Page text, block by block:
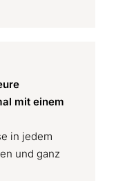
mit einem
in jedem
und ganz